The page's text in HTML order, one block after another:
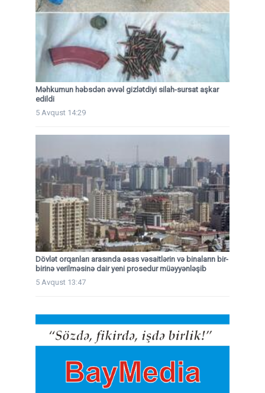
Məhkumun həbsdən əvvəl gizlətdiyi silah-sursat aşkar
edildi
5 Avqust 14:29
Dövlət orqanları arasında əsas vəsaitlərin və binaların bir-
birinə verilməsinə dair yeni prosedur müəyyənləşib
5 Avqust 13:47